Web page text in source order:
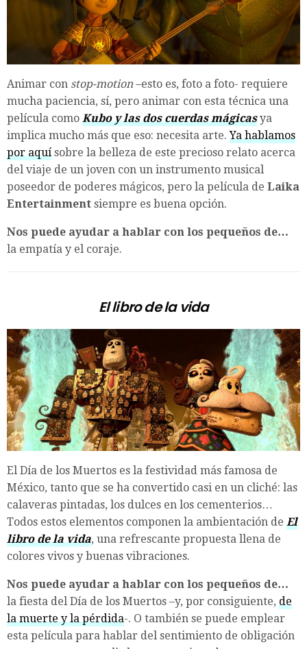
Animar con stop-motion –esto es, foto a foto- requiere
mucha paciencia, sí, pero animar con esta técnica una
película como Kubo y las dos cuerdas mágicasya
implica mucho más que eso: necesita arte.Ya hablamos
por aquí sobre la belleza de este precioso relato acerca
del viaje de un joven con un instrumento musical
poseedor de poderes mágicos, pero la película de Laika
Entertainment siempre es buena opción.
Nos puede ayudar a hablar con los pequeños de…
la empatía y el coraje.
El libro de la vida
El Día de los Muertos es la festividad más famosa de
México, tanto que se ha convertido casi en un cliché: las
calaveras pintadas, los dulces en los cementerios…
Todos estos elementos componen la ambientación de El
libro de la vida, una refrescante propuesta llena de
colores vivos y buenas vibraciones.
Nos puede ayudar a hablar con los pequeños de…
la fiesta del Día de los Muertos –y, por consiguiente, de
la muerte y la pérdida-. O también se puede emplear
esta película para hablar del sentimiento de obligación